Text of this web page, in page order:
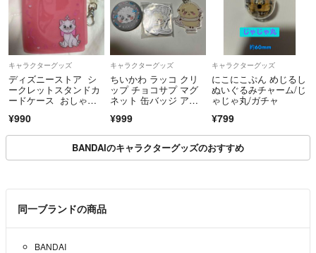
キャラクターグッズ
ディズニーストア シ
ークレットスタンドカ
ードケース おしゃれ
¥990
キャラクターグッズ
ちいかわ ラッコ クリ
ップ チョコサプ マグ
ネット 缶バッジ アク
¥999
キャラクターグッズ
にこにこぷん めじるし
ぬいぐるみチャーム/じ
ゃじゃ丸/ガチャ
¥799
BANDAIのキャラクターグッズのおすすめ
同一ブランドの商品
BANDAI